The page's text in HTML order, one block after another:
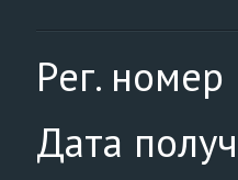
Рег. номер
Дата